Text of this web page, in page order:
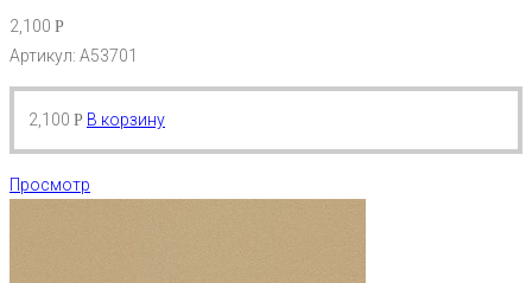
2,100 Р
Артикул: A53701
2,100 Р В корзину
Просмотр